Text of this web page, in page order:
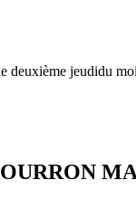
deuxième jeudidu